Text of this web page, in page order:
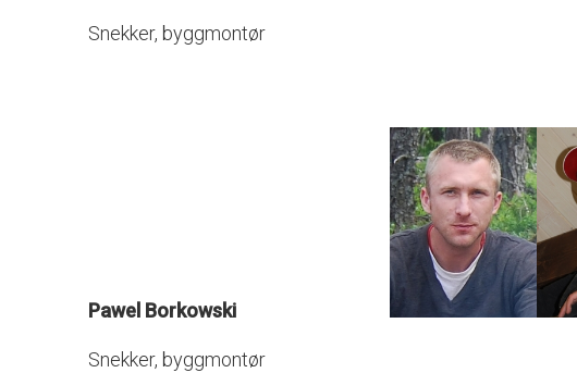
Snekker, byggmontør
Pawel Borkowski
Snekker, byggmontør